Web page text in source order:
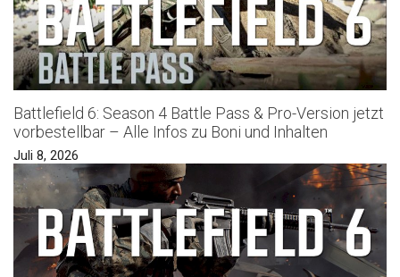
Battlefield 6: Season 4 Battle Pass & Pro-Version jetzt
vorbestellbar – Alle Infos zu Boni und Inhalten
Juli 8, 2026